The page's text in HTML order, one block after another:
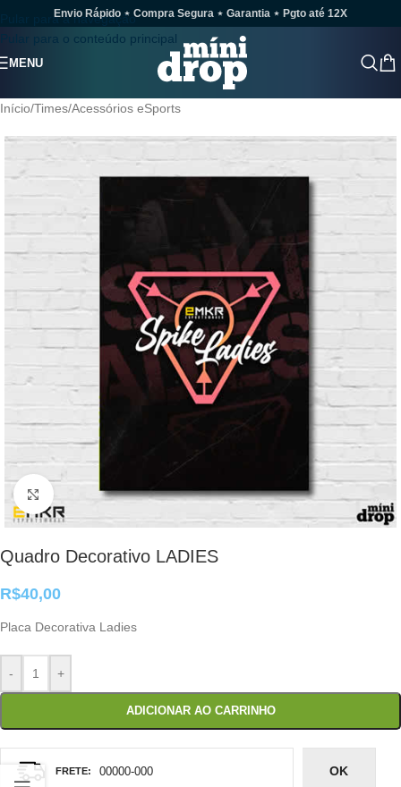
Pular para a navegação
Pular para o conteúdo principal
Envio Rápido ⋆ Compra Segura ⋆ Garantia ⋆ Pgto até 12X
MENU
Início/Times/Acessórios eSports
Clique para ampliar
Quadro Decorativo LADIES
R$40,00
Placa Decorativa Ladies
- +
ADICIONAR AO CARRINHO
OK